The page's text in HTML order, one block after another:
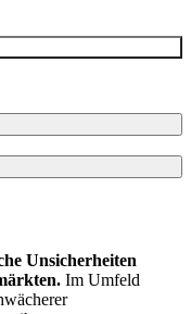
Unsicherheiten
Im Umfeld